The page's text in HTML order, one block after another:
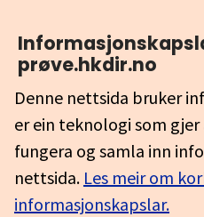
prøve.hkdir.no
Denne nettsida bruker
er ein teknologi som
fungera og samla inn
nettsida. Les meir om
informasjonskapslar.